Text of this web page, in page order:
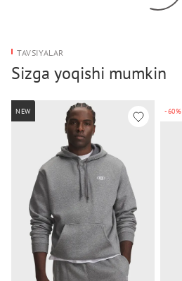
TAVSIYALAR
Sizga yoqishi mumkin
NEW -60%